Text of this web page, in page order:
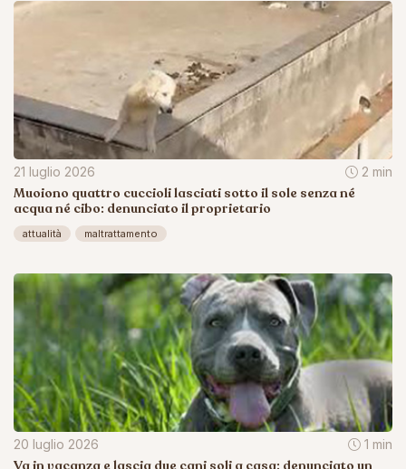
21 luglio 2026 2 min
Muoiono quattro cuccioli lasciati sotto il sole senza né
acqua né cibo: denunciato il proprietario
attualità maltrattamento
20 luglio 2026 1 min